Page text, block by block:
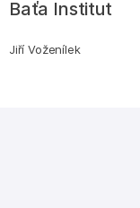
Baťa Institut
Jiří Voženílek